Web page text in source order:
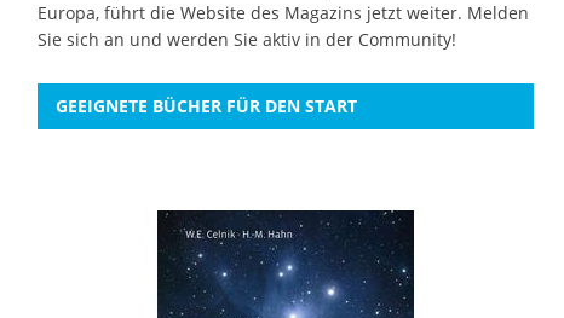
Europa, führt die Website des Magazins jetzt weiter. Melden
Sie sich an und werden Sie aktiv in der Community!
GEEIGNETE BÜCHER FÜR DEN START